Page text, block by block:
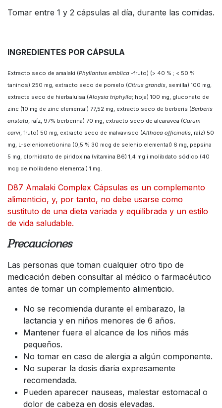
Tomar entre 1 y 2 cápsulas al día, durante las comidas.
INGREDIENTES POR CÁPSULA
Extracto seco de amalaki (Phyllantus emblica -fruto) (> 40 % ; < 50 %
taninos) 250 mg, extracto seco de pomelo (Citrus grandis, semilla) 100 mg,
extracte seco de hierbaluisa (Aloysia triphylla; hoja) 100 mg, gluconato de
zinc (10 mg de zinc elemental) 77,52 mg, extracto seco de berberis (Berberis
aristata, raíz, 97% berberina) 70 mg, extracto seco de alcaravea (Carum
carvi, fruto) 50 mg, extracto seco de malvavisco (Althaea officinalis, raíz) 50
mg, L-seleniometionina (0,5 % 30 mcg de selenio elemental) 6 mg, pepsina
5 mg, clorhidrato de piridoxina (vitamina B6) 1,4 mg i molibdato sódico (40
mcg de molibdeno elemental) 1 mg.
D87 Amalaki Complex Cápsulas es un complemento
alimenticio, y, por tanto, no debe usarse como
sustituto de una dieta variada y equilibrada y un estilo
de vida saludable.
Precauciones
Las personas que toman cualquier otro tipo de
medicación deben consultar al médico o farmacéutico
antes de tomar un complemento alimenticio.
No se recomienda durante el embarazo, la
lactancia y en niños menores de 6 años.
Mantener fuera el alcance de los niños más
pequeños.
No tomar en caso de alergia a algún componente.
No superar la dosis diaria expresamente
recomendada.
Pueden aparecer nauseas, malestar estomacal o
dolor de cabeza en dosis elevadas.